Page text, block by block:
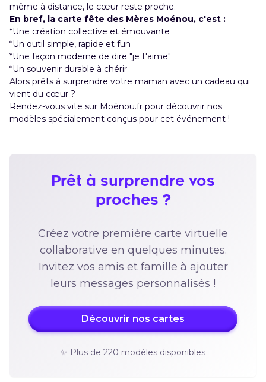
même à distance, le cœur reste proche.
En bref, la carte fête des Mères Moénou, c'est :
*Une création collective et émouvante
*Un outil simple, rapide et fun
*Une façon moderne de dire "je t'aime"
*Un souvenir durable à chérir
Alors prêts à surprendre votre maman avec un cadeau qui
vient du cœur ?
Rendez-vous vite sur Moénou.fr pour découvrir nos
modèles spécialement conçus pour cet événement !
Prêt à surprendre vos
proches ?
Créez votre première carte virtuelle
collaborative en quelques minutes.
Invitez vos amis et famille à ajouter
leurs messages personnalisés !
Découvrir nos cartes
✨ Plus de 220 modèles disponibles